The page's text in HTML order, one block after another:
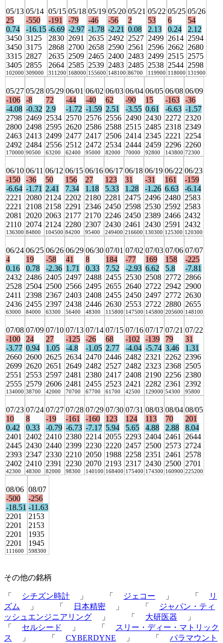
05/13
25
0.74
3450
3450
3315
3405
102000
05/14
-550
-16.15
3125
3175
2827
2855
309000
05/15
-191
-6.69
2830
2868
2635
2664
311200
05/18
-79
-2.97
2691
2700
2509
2585
168000
05/19
-46
-1.78
2635
2658
2465
2539
155600
05/20
-56
-2.21
2492
2590
2400
2483
148100
05/21
2
0.08
2527
2561
2483
2485
86700
05/22
53
2.13
2499
2596
2499
2538
119900
05/25
6
0.24
2614
2662
2515
2544
118000
05/26
54
2.12
2594
2680
2575
2598
131900
05/27
-106
-4.08
2798
2800
2463
2492
170000
05/28
-8
-0.32
2469
2498
2413
2484
90500
05/29
72
2.9
2534
2595
2499
2556
63200
06/01
-44
-1.72
2570
2620
2477
2512
62400
06/02
-40
-1.59
2576
2586
2417
2472
95000
06/03
62
2.51
2556
2588
2506
2534
82000
06/04
-90
-3.55
2490
2515
2414
2444
70000
06/05
15
0.61
2430
2485
2345
2459
92800
06/08
-163
-6.63
2272
2318
2221
2296
143800
06/09
-36
-1.57
2320
2349
2254
2260
72300
06/10
-150
-6.64
2221
2221
2081
2110
136300
06/11
-36
-1.71
2080
2108
2020
2074
84800
06/12
50
2.41
2124
2158
2063
2124
104500
06/15
156
7.34
2202
2291
2177
2280
84200
06/16
27
1.18
2180
2346
2170
2307
95400
06/17
123
5.33
2281
2450
2246
2430
249400
06/18
31
1.28
2475
2598
2450
2461
216600
06/19
-31
-1.26
2496
2530
2389
2430
130300
06/22
161
6.63
2480
2592
2466
2591
125300
06/23
-159
-6.14
2583
2583
2432
2432
120300
06/24
4
0.16
2432
2528
2411
2436
63000
06/25
19
0.78
2486
2504
2398
2455
84000
06/26
-58
-2.36
2405
2500
2367
2397
63300
06/29
41
1.71
2497
2566
2403
2438
56400
06/30
8
0.33
2488
2495
2408
2446
48300
07/01
184
7.52
2455
2655
2455
2630
115800
07/02
-77
-2.93
2530
2640
2450
2553
147500
07/03
169
6.62
2508
2722
2497
2722
145800
07/06
158
5.8
2772
2942
2772
2880
205600
07/07
-225
-7.81
2866
2900
2630
2655
148100
07/08
-100
-3.77
2660
2699
2551
2555
134000
07/09
24
0.94
2600
2620
2553
2579
38700
07/10
27
1.05
2625
2651
2597
2606
42000
07/13
-125
-4.8
2634
2649
2481
2481
70700
07/14
-26
-1.05
2470
2482
2380
2455
67700
07/15
68
2.77
2446
2527
2417
2523
61700
07/16
-102
-4.04
2482
2482
2408
2421
42500
07/17
-139
-5.74
2321
2323
2190
2282
129000
07/21
79
3.46
2262
2368
2256
2361
54300
07/22
31
1.31
2396
2505
2380
2392
95800
07/23
10
0.42
2401
2445
2393
2402
42300
07/24
8
0.33
2402
2430
2347
2410
48300
07/27
-19
-0.79
2410
2440
2330
2391
82000
07/28
-161
-6.73
2380
2399
2210
2230
98300
07/29
-160
-7.17
2214
2230
2050
2070
140100
07/30
123
5.94
2055
2220
1988
2193
168400
07/31
124
5.65
2293
2457
2258
2317
175400
08/03
113
4.88
2404
2500
2351
2430
174300
08/04
70
2.88
2461
2573
2461
2500
160900
08/05
201
8.04
2644
2724
2578
2701
225200
08/06
-500
-18.51
2201
2201
2201
2201
111600
08/07
-256
-11.63
2153
2153
1935
1945
598300
その他の銘柄
「 シチズン時計 」 「 ジェコー 」 「
リ
ズム
」 「 日本精密 」 「
ジャパン・ティ
ッシュエンジニアリング
」 「 大研医器
」
「
セルシード 」 「
スリー・ディー・マトリック
ス
」 「 CYBERDYNE 」 「 パラマウント